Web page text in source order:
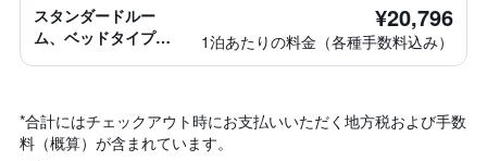
スタンダードルー
ム、ベッドタイプ情
¥20,796
1泊あたりの料金（各種手数料込み）
*合計にはチェックアウト時にお支払いいただく地方税および手数
料（概算）が含まれています。